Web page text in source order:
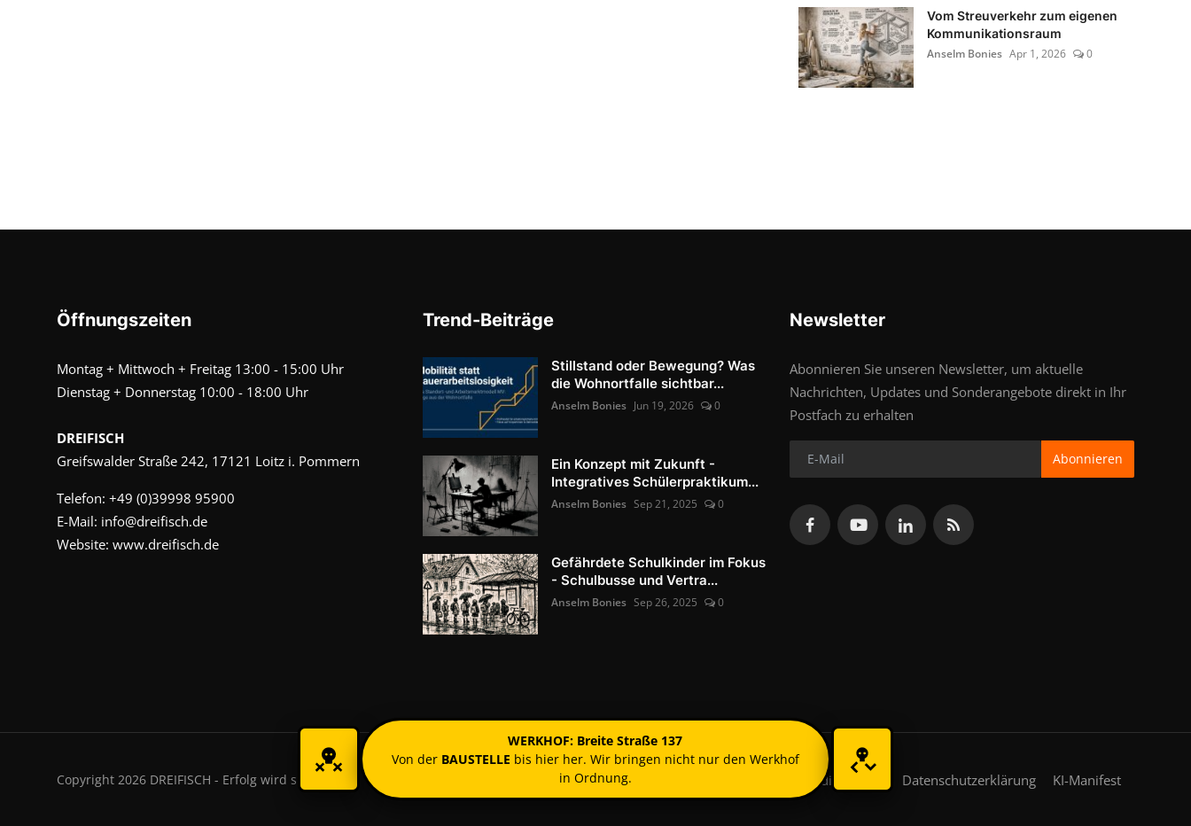
Vom Streuverkehr zum eigenen
Kommunikationsraum
Anselm Bonies Apr 1, 2026 0
Öffnungszeiten
Montag + Mittwoch + Freitag 13:00 - 15:00 Uhr
Dienstag + Donnerstag 10:00 - 18:00 Uhr
DREIFISCH
Greifswalder Straße 242, 17121 Loitz i. Pommern
Telefon: +49 (0)39998 95900
E-Mail: info@dreifisch.de
Website: www.dreifisch.de
Trend-Beiträge
Stillstand oder Bewegung? Was
die Wohnortfalle sichtbar...
Anselm Bonies Jun 19, 2026 0
Ein Konzept mit Zukunft -
Integratives Schülerpraktikum...
Anselm Bonies Sep 21, 2025 0
Gefährdete Schulkinder im Fokus
- Schulbusse und Vertra...
Anselm Bonies Sep 26, 2025 0
Newsletter
Abonnieren Sie unseren Newsletter, um aktuelle
Nachrichten, Updates und Sonderangebote direkt in Ihr
Postfach zu erhalten
Abonnieren
Copyright 2026 DREIFISCH - Erfolg wird sichtbar. Nutzungsbedingungen Datenschutzerklärung KI-Manifest
WERKHOF: Breite Straße 137
Von der BAUSTELLE bis hier her. Wir bringen nicht nur den Werkhof
in Ordnung.